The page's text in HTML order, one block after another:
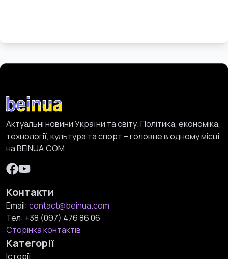
Актуальні новини України та світу. Політика, економіка,
технології, культура та спорт – головне в одному місці
на BEINUA.COM.
Контакти
Email: contact@beinua.com
Тел: +38 (097) 476 86 06
Сторінка контактів
Категорії
Історії